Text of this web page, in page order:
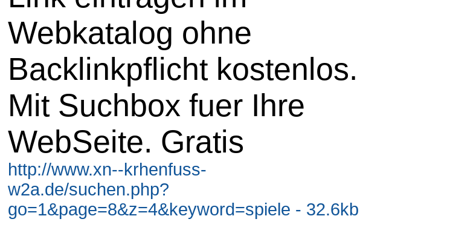
Webkatalog ohne
Backlinkpflicht kostenlos.
Mit Suchbox fuer Ihre
WebSeite. Gratis
http://www.xn--krhenfuss-
w2a.de/suchen.php?
go=1&page=8&z=4&keyword=spiele - 32.6kb